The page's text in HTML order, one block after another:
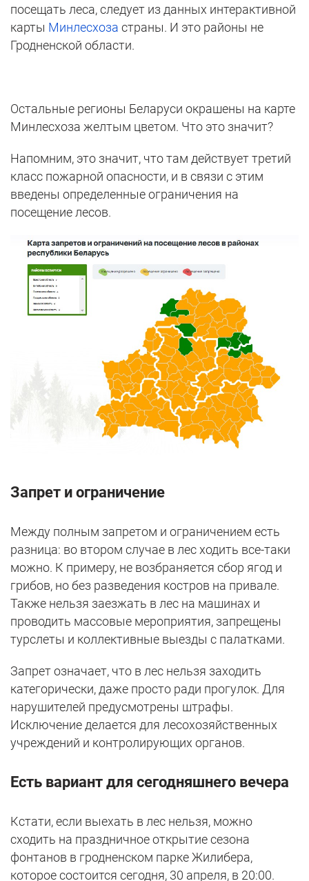
посещать леса, следует из данных интерактивной
карты Минлесхоза страны. И это районы не
Гродненской области.
Остальные регионы Беларуси окрашены на карте
Минлесхоза желтым цветом. Что это значит?
Напомним, это значит, что там действует третий
класс пожарной опасности, и в связи с этим
введены определенные ограничения на
посещение лесов.
Запрет и ограничение
Между полным запретом и ограничением есть
разница: во втором случае в лес ходить все-таки
можно. К примеру, не возбраняется сбор ягод и
грибов, но без разведения костров на привале.
Также нельзя заезжать в лес на машинах и
проводить массовые мероприятия, запрещены
турслеты и коллективные выезды с палатками.
Запрет означает, что в лес нельзя заходить
категорически, даже просто ради прогулок. Для
нарушителей предусмотрены штрафы.
Исключение делается для лесохозяйственных
учреждений и контролирующих органов.
Есть вариант для сегодняшнего вечера
Кстати, если выехать в лес нельзя, можно
сходить на праздничное открытие сезона
фонтанов в гродненском парке Жилибера,
которое состоится сегодня, 30 апреля, в 20:00.